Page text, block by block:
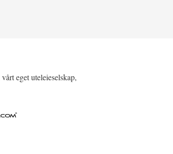
eget uteleieselskap,